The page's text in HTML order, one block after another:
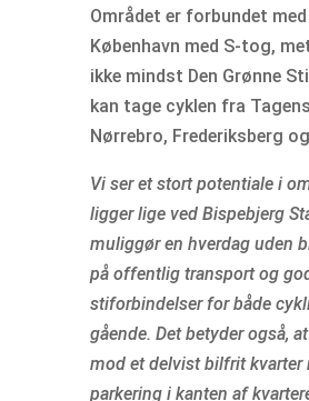
Området er forbundet
København med S-tog,
ikke mindst Den Grønne
kan tage cyklen fra
Nørrebro, Frederiksberg
Vi ser et stort potentiale i
ligger lige ved Bispebjerg
muliggør en hverdag uden
på offentlig transport og
stiforbindelser for både
gående. Det betyder også,
mod et delvist bilfrit kvarter
parkering i kanten af